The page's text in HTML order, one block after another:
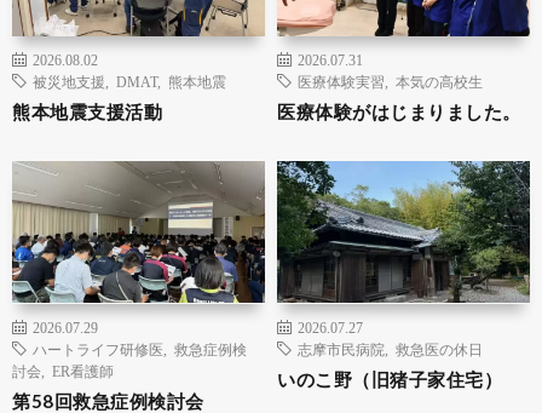
2026.08.02
被災地支援
DMAT, 熊本地震
熊本地震支援活動
2026.07.31
医療体験実習
本気の高校生
医療体験がはじまりました。
2026.07.29
ハートライフ研修医
救急症例検
討会
ER看護師
第58回救急症例検討会
2026.07.27
志摩市民病院
救急医の休日
いのこ野（旧猪子家住宅）